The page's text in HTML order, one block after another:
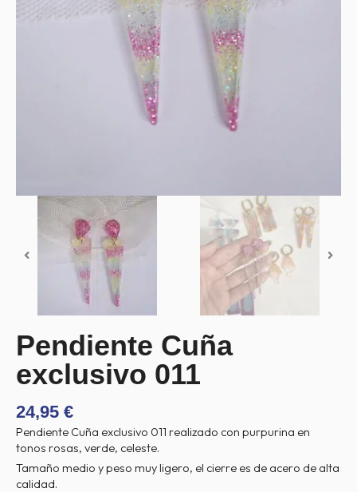
Pendiente Cuña
exclusivo 011
24,95 €
Pendiente Cuña exclusivo 011 realizado con purpurina en
tonos rosas, verde, celeste.
Tamaño medio y peso muy ligero, el cierre es de acero de alta
calidad.